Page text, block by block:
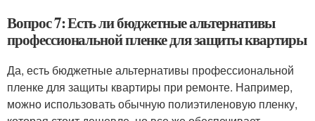
Вопрос 7: Есть ли бюджетные альтернативы
профессиональной пленке для защиты квартиры
Да, есть бюджетные альтернативы профессиональной
пленке для защиты квартиры при ремонте. Например,
можно использовать обычную полиэтиленовую пленку,